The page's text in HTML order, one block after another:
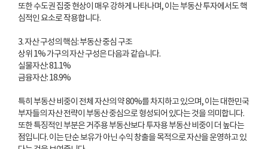
또한 수도권 집중 현상이 매우 강하게 나타나며, 이는 부동산 투자에서도 핵
심적인 요소로 작용합니다.
3. 자산 구성의 핵심: 부동산 중심 구조
상위 1% 가구의 자산 구성은 다음과 같습니다.
실물자산: 81.1%
금융자산: 18.9%
특히 부동산 비중이 전체 자산의 약 80%를 차지하고 있으며, 이는 대한민국
부자들의 자산 전략이 부동산 중심으로 형성되어 있다는 것을 의미합니다.
또한 특징적인 부분은 거주용 부동산보다 투자용 부동산 비중이 더 높다는
점입니다. 이는 단순 보유가 아닌 수익 창출을 목적으로 자산을 운영하고 있